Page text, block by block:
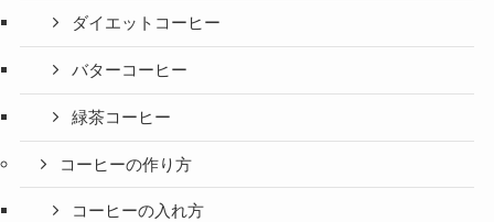
ダイエットコーヒー
バターコーヒー
緑茶コーヒー
コーヒーの作り方
コーヒーの入れ方